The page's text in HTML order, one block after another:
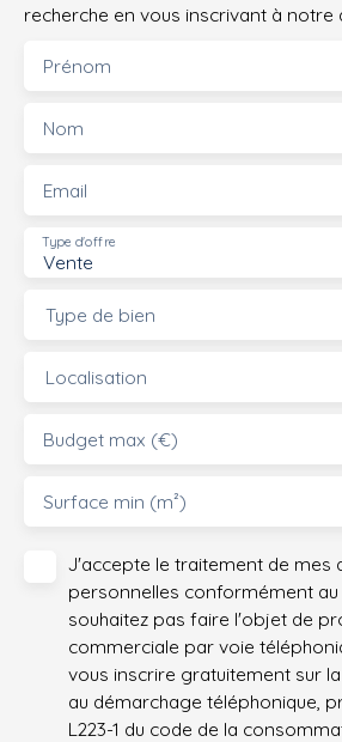
recherche en vous inscrivant à notre
Prénom
Nom
Email
Vente
Type d'offre
Type de bien
Localisation
Budget max (€)
Surface min (m²)
J'accepte le traitement de mes
personnelles conformément au
souhaitez pas faire l'objet de
commerciale par voie
vous inscrire gratuitement sur
au démarchage téléphonique,
L223-1 du code de la